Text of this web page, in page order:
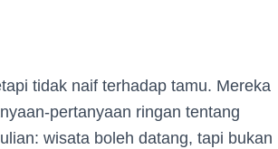
tidak naif terhadap tamu. Mereka
pertanyaan ringan tentang
wisata boleh datang, tapi bukan